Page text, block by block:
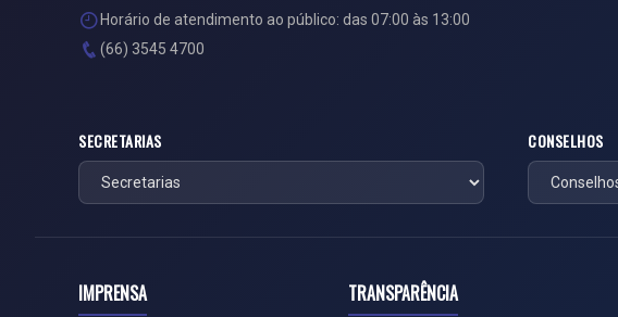
Horário de atendimento ao público: das 07:00 às 13:00
(66) 3545 4700
SECRETARIAS CONSELHOS
IMPRENSA TRANSPARÊNCIA